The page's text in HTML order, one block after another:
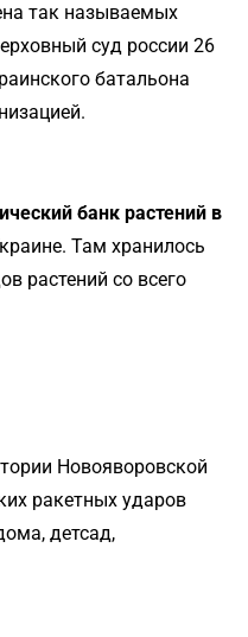
так называемых
суд россии 26
батальона
банк растений в
Там хранилось
растений со всего
Новояворовской
ракетных ударов
детсад,